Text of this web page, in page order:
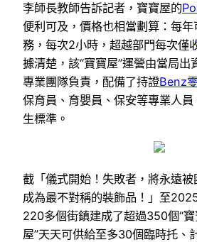
李師長教師告訴記者，寶寶屋的
便利可及，價格也相當劃算：每
務，每次2小時，超越部門每次僅
據清楚，該“寶寶屋”運營由當局出
專業團隊負責，配備了持證Benz
保育員、育嬰員、保安等專業人
生標準。
截「儀式開始！失敗者，將永遠被
成為最不對稱的裝飾品！」至
220多個街鎮建成了超過350個“寶
屋”天天可供給至多30個臨時托、